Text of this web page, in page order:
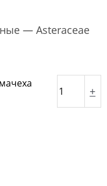
— Asteraceae
+